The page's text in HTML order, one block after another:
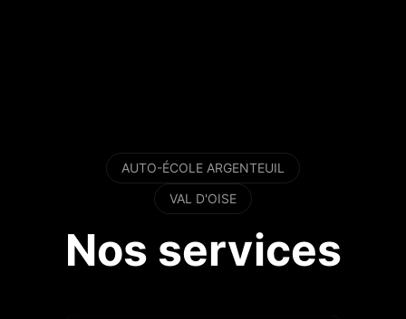
AUTO-ÉCOLE ARGENTEUIL
VAL D'OISE
Nos services